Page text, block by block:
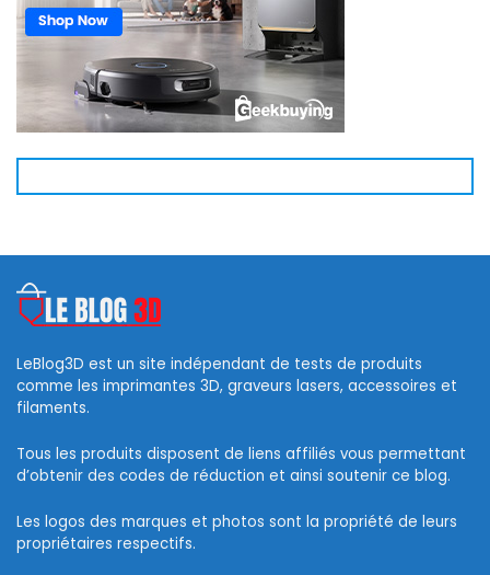
LeBlog3D est un site indépendant de tests de produits
comme les imprimantes 3D, graveurs lasers, accessoires et
filaments.
Tous les produits disposent de liens affiliés vous permettant
d’obtenir des codes de réduction et ainsi soutenir ce blog.
Les logos des marques et photos sont la propriété de leurs
propriétaires respectifs.